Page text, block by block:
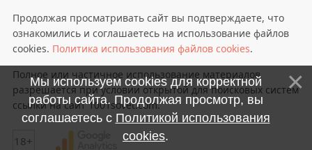
Продолжая просматривать сайт вы подтверждаете, что
ознакомились и соглашаетесь на использование файлов
cookies. Политика использования файлов cookies.
Полное или частичное использование материалов
разрешается при условии открытой для поисковых систем
ссылки на сайт 1001sovet.com.
18+
Мы используем cookies для корректной
работы сайта. Продолжая просмотр, вы
соглашаетесь с Политикой использования
cookies.